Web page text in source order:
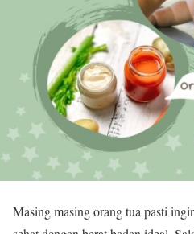
Masing masing orang tua pasti